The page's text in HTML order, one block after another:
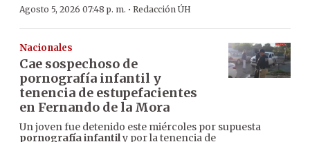
Agosto 5, 2026 07:48 p. m. · Redacción ÚH
Nacionales
Cae sospechoso de
pornografía infantil y
tenencia de estupefacientes
en Fernando de la Mora
Un joven fue detenido este miércoles por supuesta
pornografía infantily por la tenencia de